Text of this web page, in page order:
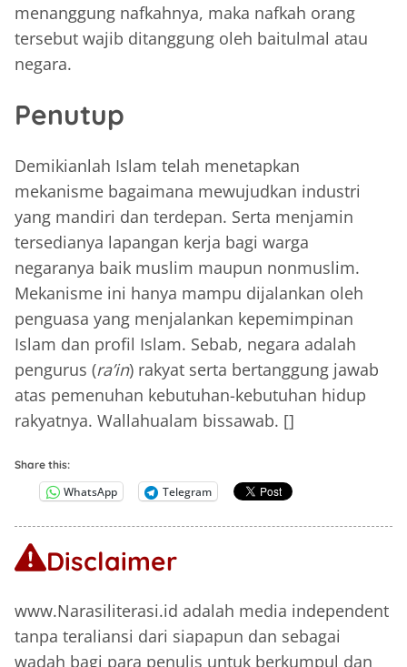
menanggung nafkahnya, maka nafkah orang
tersebut wajib ditanggung oleh baitulmal atau
negara.
Penutup
Demikianlah Islam telah menetapkan
mekanisme bagaimana mewujudkan industri
yang mandiri dan terdepan. Serta menjamin
tersedianya lapangan kerja bagi warga
negaranya baik muslim maupun nonmuslim.
Mekanisme ini hanya mampu dijalankan oleh
penguasa yang menjalankan kepemimpinan
Islam dan profil Islam. Sebab, negara adalah
pengurus (ra’in) rakyat serta bertanggung jawab
atas pemenuhan kebutuhan-kebutuhan hidup
rakyatnya. Wallahualam bissawab. []
Share this:
WhatsApp Telegram
Disclaimer
www.Narasiliterasi.id adalah media independent
tanpa teraliansi dari siapapun dan sebagai
wadah bagi para penulis untuk berkumpul dan